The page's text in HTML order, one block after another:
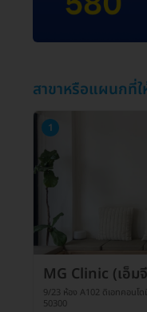
สาขาหรือแผนกที่ใ
1
MG Clinic (เอ็
9/23 ห้อง A102 ดิเอทคอนโด
50300